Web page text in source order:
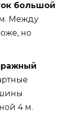
большой
м. Между
но
4 м.